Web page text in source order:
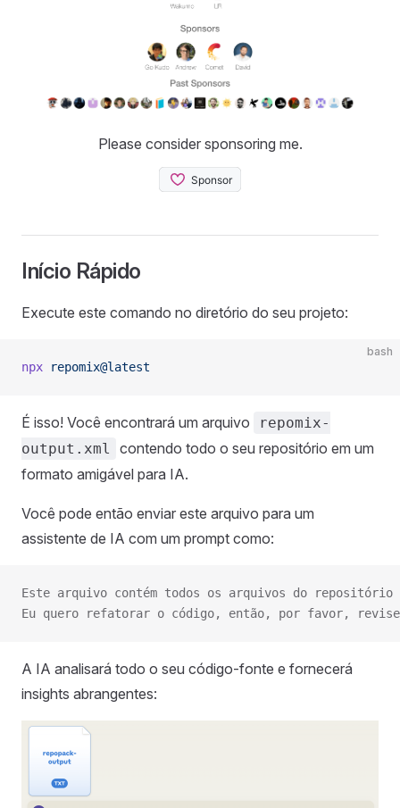
Please consider sponsoring me.
Início Rápido
Execute este comando no diretório do seu projeto:
bash
npx repomix@latest
É isso! Você encontrará um arquivo
repomix-
output.xml
contendo todo o seu repositório em um
formato amigável para IA.
Você pode então enviar este arquivo para um
assistente de IA com um prompt como:
Este arquivo contém todos os arquivos do repositório
Eu quero refatorar o código, então, por favor,
A IA analisará todo o seu código-fonte e fornecerá
insights abrangentes: